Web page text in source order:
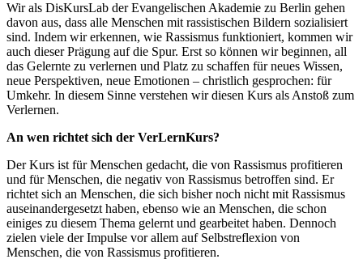
Wir als DisKursLab der Evangelischen Akademie zu Berlin gehen
davon aus, dass alle Menschen mit rassistischen Bildern sozialisiert
sind. Indem wir erkennen, wie Rassismus funktioniert, kommen wir
auch dieser Prägung auf die Spur. Erst so können wir beginnen, all
das Gelernte zu verlernen und Platz zu schaffen für neues Wissen,
neue Perspektiven, neue Emotionen – christlich gesprochen: für
Umkehr. In diesem Sinne verstehen wir diesen Kurs als Anstoß zum
Verlernen.
An wen richtet sich der VerLernKurs?
Der Kurs ist für Menschen gedacht, die von Rassismus profitieren
und für Menschen, die negativ von Rassismus betroffen sind. Er
richtet sich an Menschen, die sich bisher noch nicht mit Rassismus
auseinandergesetzt haben, ebenso wie an Menschen, die schon
einiges zu diesem Thema gelernt und gearbeitet haben. Dennoch
zielen viele der Impulse vor allem auf Selbstreflexion von
Menschen, die von Rassismus profitieren.